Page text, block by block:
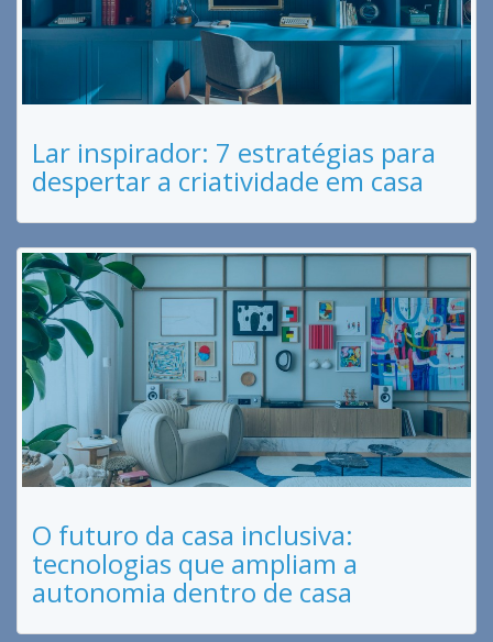
Lar inspirador: 7 estratégias para
despertar a criatividade em casa
O futuro da casa inclusiva:
tecnologias que ampliam a
autonomia dentro de casa